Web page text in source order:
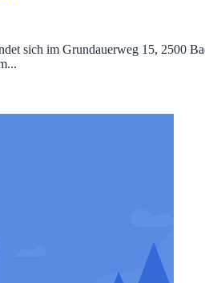
sich im Grundauerweg 15, 2500